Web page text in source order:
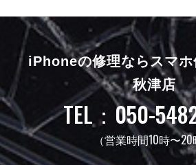
iPhoneの修理ならスマ
秋津店
TEL：050-
（営業時間10時〜